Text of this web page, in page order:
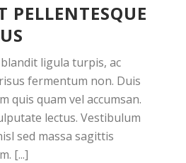
PELLENTESQUE
ligula turpis, ac
fermentum non. Duis
quis quam vel accumsan.
lectus. Vestibulum
sed massa sagittis
[...]